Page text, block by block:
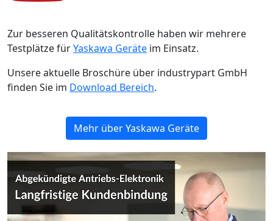
Zur besseren Qualitätskontrolle haben wir mehrere
Testplätze fürYaskawa Geräte im Einsatz.
Unsere aktuelle Broschüre über industrypart GmbH
finden Sie im Download Bereich.
Mehr über Yaskawa Geräte